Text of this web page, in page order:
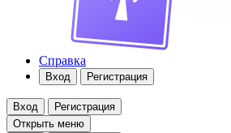
Справка
Вход Регистрация
Вход
Регистрация
Открыть меню